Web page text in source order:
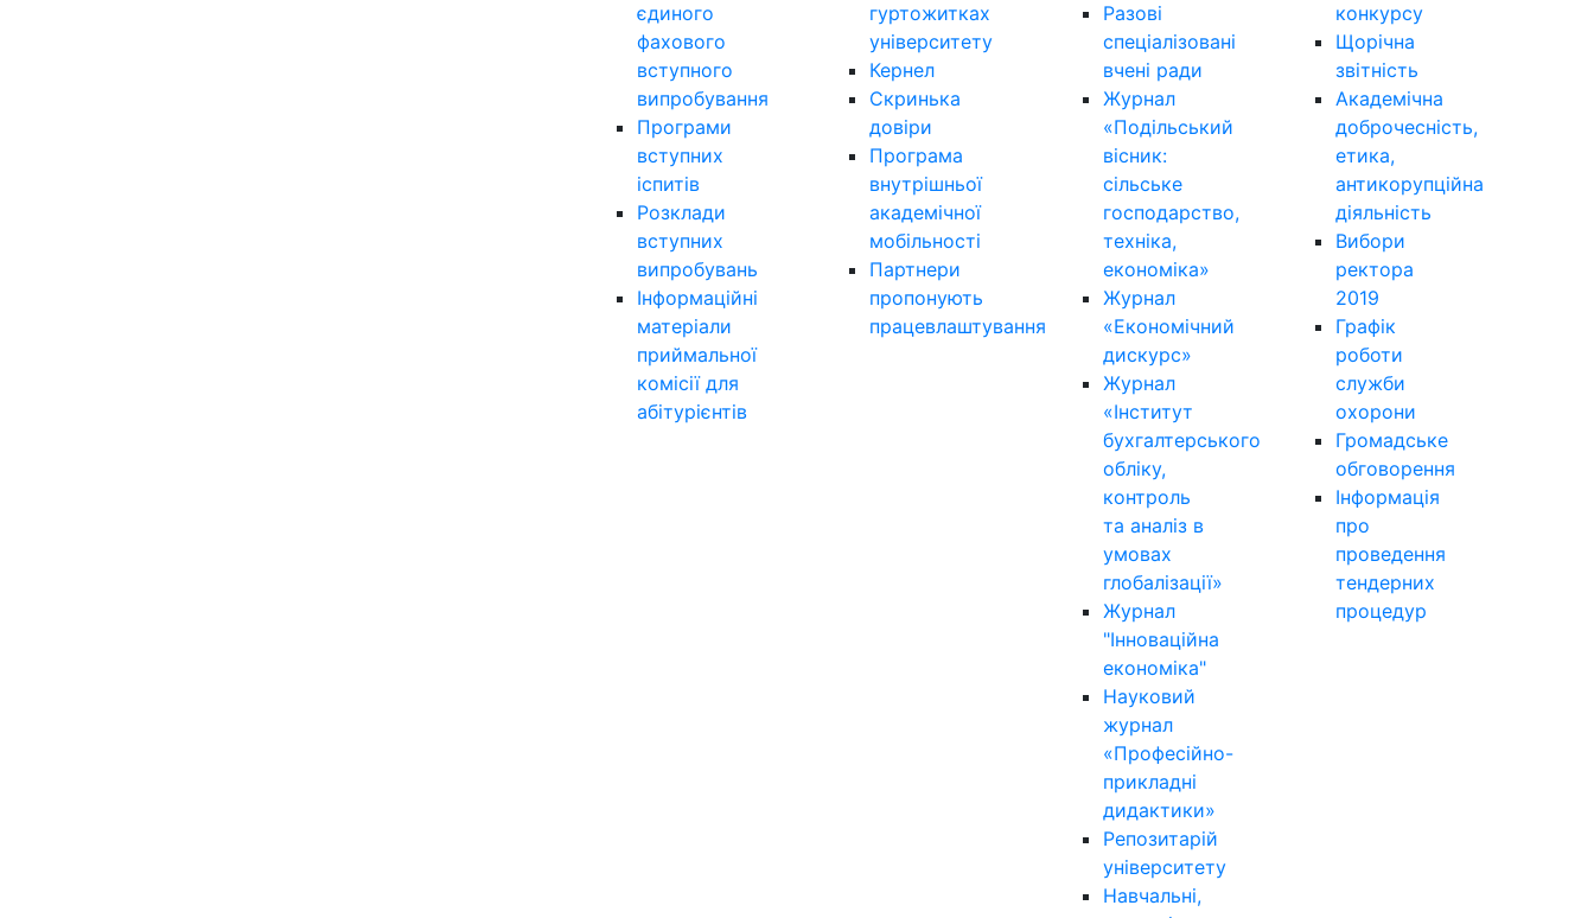
єдиного
фахового
вступного
випробування
Програми
вступних
іспитів
Розклади
вступних
випробувань
Інформаційні
матеріали
приймальної
комісії для
абітурієнтів
гуртожитках
університету
Кернел
Скринька
довіри
Програма
внутрішньої
академічної
мобільності
Партнери
пропонують
працевлаштування
Разові
спеціалізовані
вчені ради
Журнал
«Подільський
вісник:
сільське
господарство,
техніка,
економіка»
Журнал
«Економічний
дискурс»
Журнал
«Інститут
бухгалтерського
обліку,
контроль
та аналіз в
умовах
глобалізації»
Журнал
"Інноваційна
економіка"
Науковий
журнал
«Професійно-
прикладні
дидактики»
Репозитарій
університету
Навчальні,
конкурсу
Щорічна
звітність
Академічна
доброчесність,
етика,
антикорупційна
діяльність
Вибори
ректора
2019
Графік
роботи
служби
охорони
Громадське
обговорення
Інформація
про
проведення
тендерних
процедур